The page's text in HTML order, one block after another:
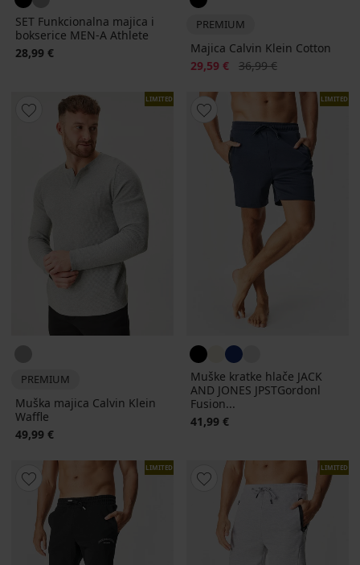
SET Funkcionalna majica i
bokserice MEN-A Athlete
28,99 €
PREMIUM
Majica Calvin Klein Cotton
Popust
29,59 € Prvobitna cijena
36,99 €
LIMITED
PREMIUM
Muška majica Calvin Klein
Waffle
49,99 €
LIMITED
Muške kratke hlače JACK
AND JONES JPSTGordonl
Fusion...
41,99 €
LIMITED LIMITED